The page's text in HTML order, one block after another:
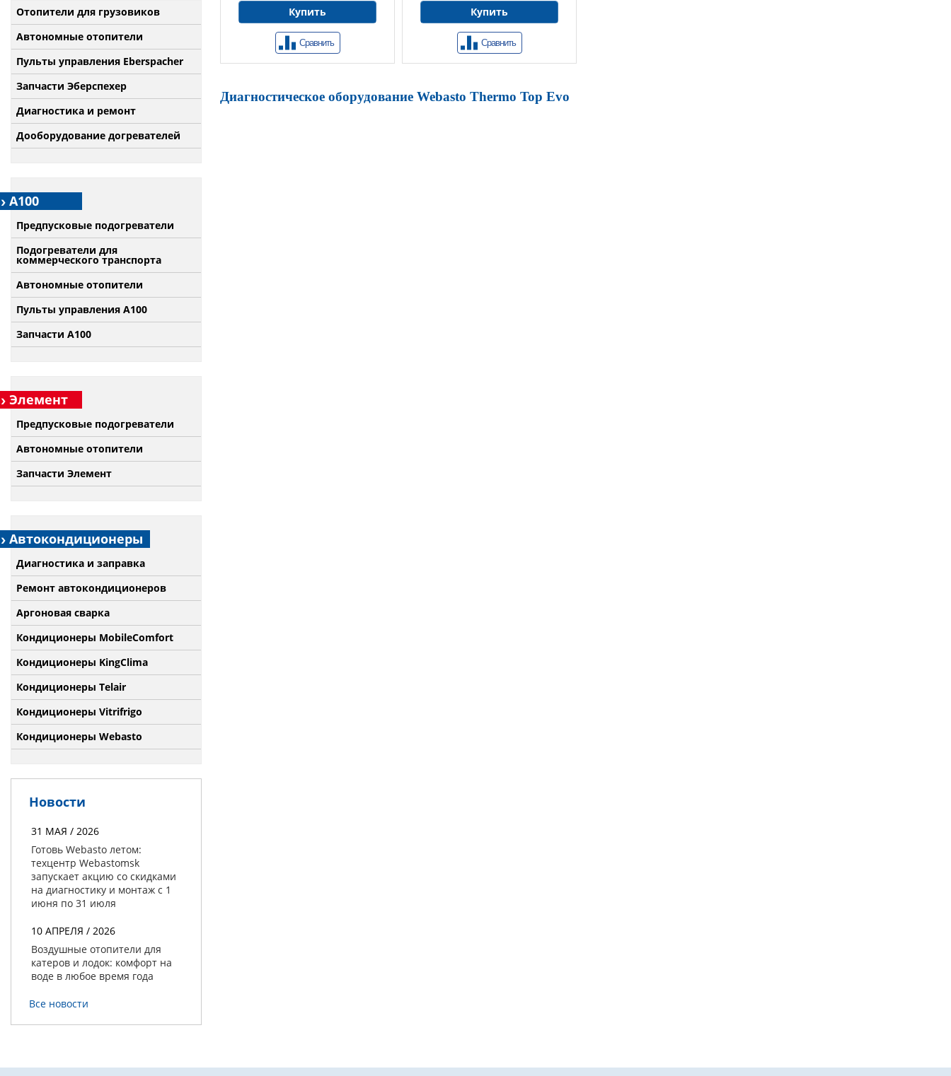
Отопители для грузовиков
Автономные отопители
Пульты управления Eberspacher
Запчасти Эберспехер
Диагностика и ремонт
Дооборудование догревателей
А100
Предпусковые подогреватели
Подогреватели для
коммерческого транспорта
Автономные отопители
Пульты управления A100
Запчасти А100
Элемент
Предпусковые подогреватели
Автономные отопители
Запчасти Элемент
Автокондиционеры
Диагностика и заправка
Ремонт автокондиционеров
Аргоновая сварка
Кондиционеры MobileComfort
Кондиционеры KingClima
Кондиционеры Telair
Кондиционеры Vitrifrigo
Кондиционеры Webasto
Новости
31 МАЯ / 2026
Готовь Webasto летом:
техцентр Webastomsk
запускает акцию со скидками
на диагностику и монтаж с 1
июня по 31 июля
10 АПРЕЛЯ / 2026
Воздушные отопители для
катеров и лодок: комфорт на
воде в любое время года
Все новости
Купить
Сравнить
Купить
Сравнить
Диагностическое оборудование Webasto Thermo Top Evo